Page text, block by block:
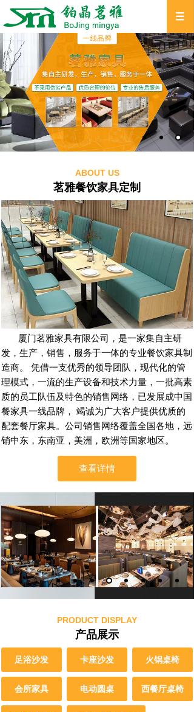
ABOUT US
茗雅餐饮家具定制
厦门茗雅家具有限公司，是一家集自主研
发，生产，销售，服务于一体的专业餐饮家具制
造商。 凭借一支优秀的领导团队，现代化的管
理模式，一流的生产设备和技术力量，一批高素
质的员工队伍及特色的销售网络，已发展成中国
餐家具一线品牌， 竭诚为广大客户提供优质的
配套餐厅家具。公司销售网络覆盖全国各地，远
销中东，东南亚，美洲，欧洲等国家地区。
查看详情
西餐厅桌椅
会所家具
PRODUCT DISPLAY
产品展示
足浴沙发 卡座沙发 火锅桌椅
电动圆桌